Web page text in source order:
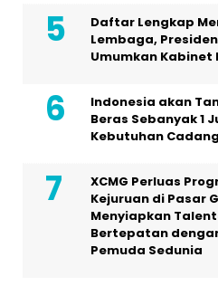
Daftar Lengkap
Lembaga,
Umumkan Kabinet
Indonesia akan
Beras Sebanyak 1
Kebutuhan
XCMG Perluas
Kejuruan di Pasar
Menyiapkan
Bertepatan
Pemuda Sedunia